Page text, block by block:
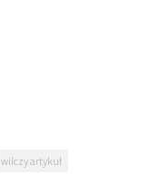
wilczy artykuł